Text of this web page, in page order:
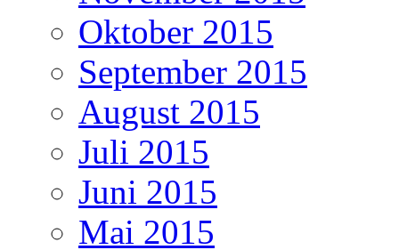
Oktober 2015
September 2015
August 2015
Juli 2015
Juni 2015
Mai 2015